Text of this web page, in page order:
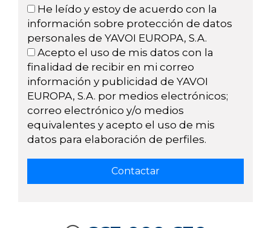
He leído y estoy de acuerdo con la
información sobre protección de datos
personales de YAVOI EUROPA, S.A.
Acepto el uso de mis datos con la
finalidad de recibir en mi correo
información y publicidad de YAVOI
EUROPA, S.A. por medios electrónicos;
correo electrónico y/o medios
equivalentes y acepto el uso de mis
datos para elaboración de perfiles.